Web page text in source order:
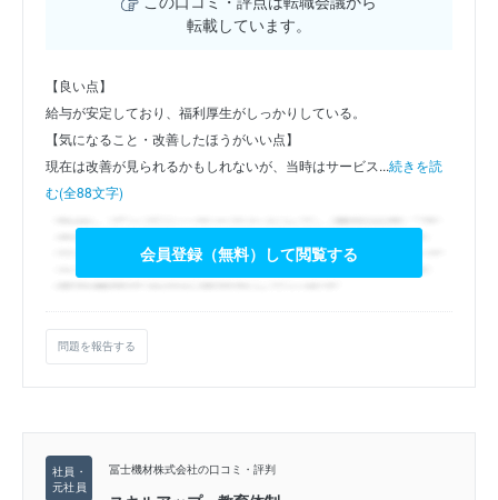
転載しています。
【良い点】
給与が安定しており、福利厚生がしっかりしている。
【気になること・改善したほうがいい点】
現在は改善が見られるかもしれないが、当時はサービス...続きを読
む(全88文字)
会員登録（無料）して閲覧する
問題を報告する
冨士機材株式会社の口コミ・評判